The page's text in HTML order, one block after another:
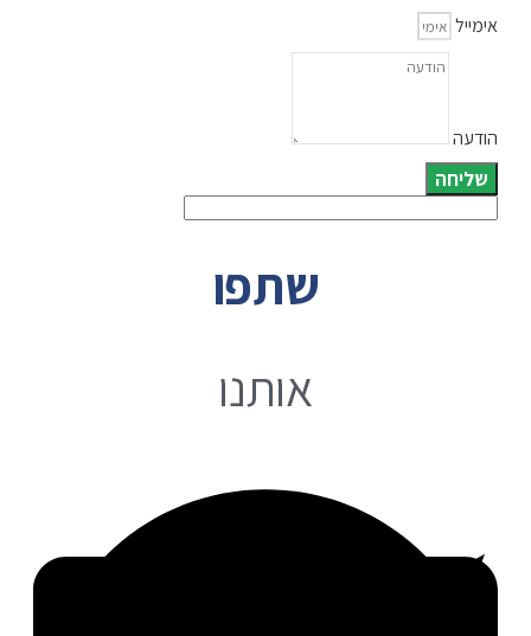
אימייל
הודעה
שליחה
שתפו
אותנו